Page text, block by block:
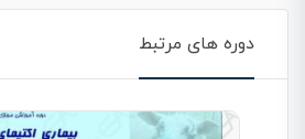
دوره های مرتبط